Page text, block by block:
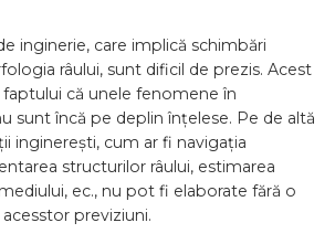
inginerie, care implică schimbări
râului, sunt dificil de prezis. Acest
că unele fenomene în
sunt încă pe deplin înțelese. Pe de altă
inginerești, cum ar fi navigația
structurilor râului, estimarea
ec., nu pot fi elaborate fără o
previziuni.